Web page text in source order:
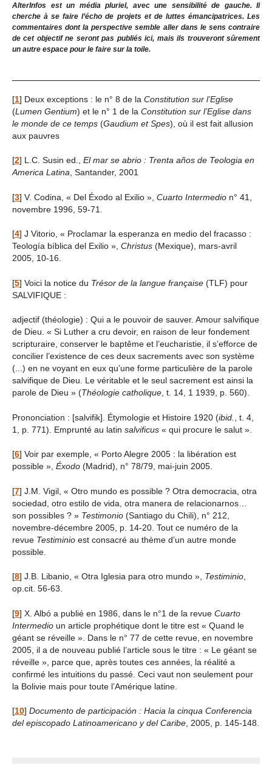
AlterInfos est un média pluriel, avec une sensibilité de gauche. Il
cherche à se faire l’écho de projets et de luttes émancipatrices. Les
commentaires dont la perspective semble aller dans le sens contraire
de cet objectif ne seront pas publiés ici, mais ils trouveront sûrement
un autre espace pour le faire sur la toile.
[1] Deux exceptions : le n° 8 de la Constitution sur l’Eglise
(Lumen Gentium) et le n° 1 de la Constitution sur l’Eglise dans
le monde de ce temps (Gaudium et Spes), où il est fait allusion
aux pauvres
[2] L.C. Susin ed., El mar se abrio : Trenta años de Teologia en
America Latina, Santander, 2001
[3] V. Codina, « Del Éxodo al Exilio », Cuarto Intermedio n° 41,
novembre 1996, 59-71.
[4] J Vitorio, « Proclamar la esperanza en medio del fracasso :
Teología bíblica del Exilio », Christus (Mexique), mars-avril
2005, 10-16.
[5] Voici la notice du Trésor de la langue française (TLF) pour
SALVIFIQUE :
adjectif (théologie) : Qui a le pouvoir de sauver. Amour salvifique
de Dieu. « Si Luther a cru devoir, en raison de leur fondement
scripturaire, conserver le baptême et l’eucharistie, il s’efforce de
concilier l’existence de ces deux sacrements avec son système
(...) en ne voyant en eux qu’une forme particulière de la parole
salvifique de Dieu. Le véritable et le seul sacrement est ainsi la
parole de Dieu » (Théologie catholique, t. 14, 1 1939, p. 560).
Prononciation : [salvifik]. Étymologie et Histoire 1920 (ibid.
, t. 4,
1, p. 771). Emprunté au latin salvificus « qui procure le salut ».
[6] Voir par exemple, « Porto Alegre 2005 : la libération est
possible », Éxodo (Madrid), n° 78/79, mai-juin 2005.
[7] J.M. Vigil, « Otro mundo es possible ? Otra democracia, otra
sociedad, otro estilo de vida, otra manera de relacionarnos…
son possibles ? » Testimonio (Santiago du Chili), n° 212,
novembre-décembre 2005, p. 14-20. Tout ce numéro de la
revue Testiminio est consacré au thème d’un autre monde
possible.
[8] J.B. Libanio, « Otra Iglesia para otro mundo », Testiminio,
op.cit. 56-63.
[9] X. Albó a publié en 1986, dans le n°1 de la revue Cuarto
Intermedio un article prophétique dont le titre est « Quand le
géant se réveille ». Dans le n° 77 de cette revue, en novembre
2005, il a de nouveau publié l’article sous le titre : « Le géant se
réveille », parce que, après toutes ces années, la réalité a
confirmé les intuitions du passé. Ceci vaut non seulement pour
la Bolivie mais pour toute l’Amérique latine.
[10] Documento de participación : Hacia la cinqua Conferencia
del episcopado Latinoamericano y del Caribe, 2005, p. 145-148.